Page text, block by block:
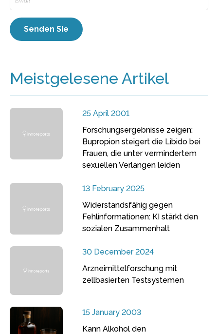
Meistgelesene Artikel
25 April 2001
Forschungsergebnisse zeigen:
Bupropion steigert die Libido bei
Frauen, die unter vermindertem
sexuellen Verlangen leiden
13 February 2025
Widerstandsfähig gegen
Fehlinformationen: KI stärkt den
sozialen Zusammenhalt
30 December 2024
Arzneimittelforschung mit
zellbasierten Testsystemen
15 January 2003
Kann Alkohol den